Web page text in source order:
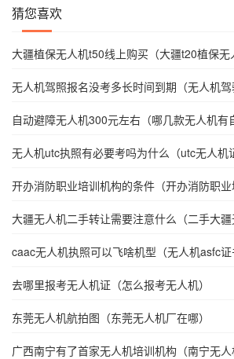
猜您喜欢
大疆植保无人机t50线上购买（大疆t20植保无
无人机驾照报名没考多长时间到期（无人机
自动避障无人机300元左右（哪几款无人机有
无人机utc执照有必要考吗为什么（utc无人机
开办消防职业培训机构的条件（开办消防职
大疆无人机二手转让需要注意什么（二手大
caac无人机执照可以飞啥机型（无人机asfc证
去哪里报考无人机证（怎么报考无人机）
东莞无人机航拍图（东莞无人机厂在哪）
广西南宁有了首家无人机培训机构（南宁无人